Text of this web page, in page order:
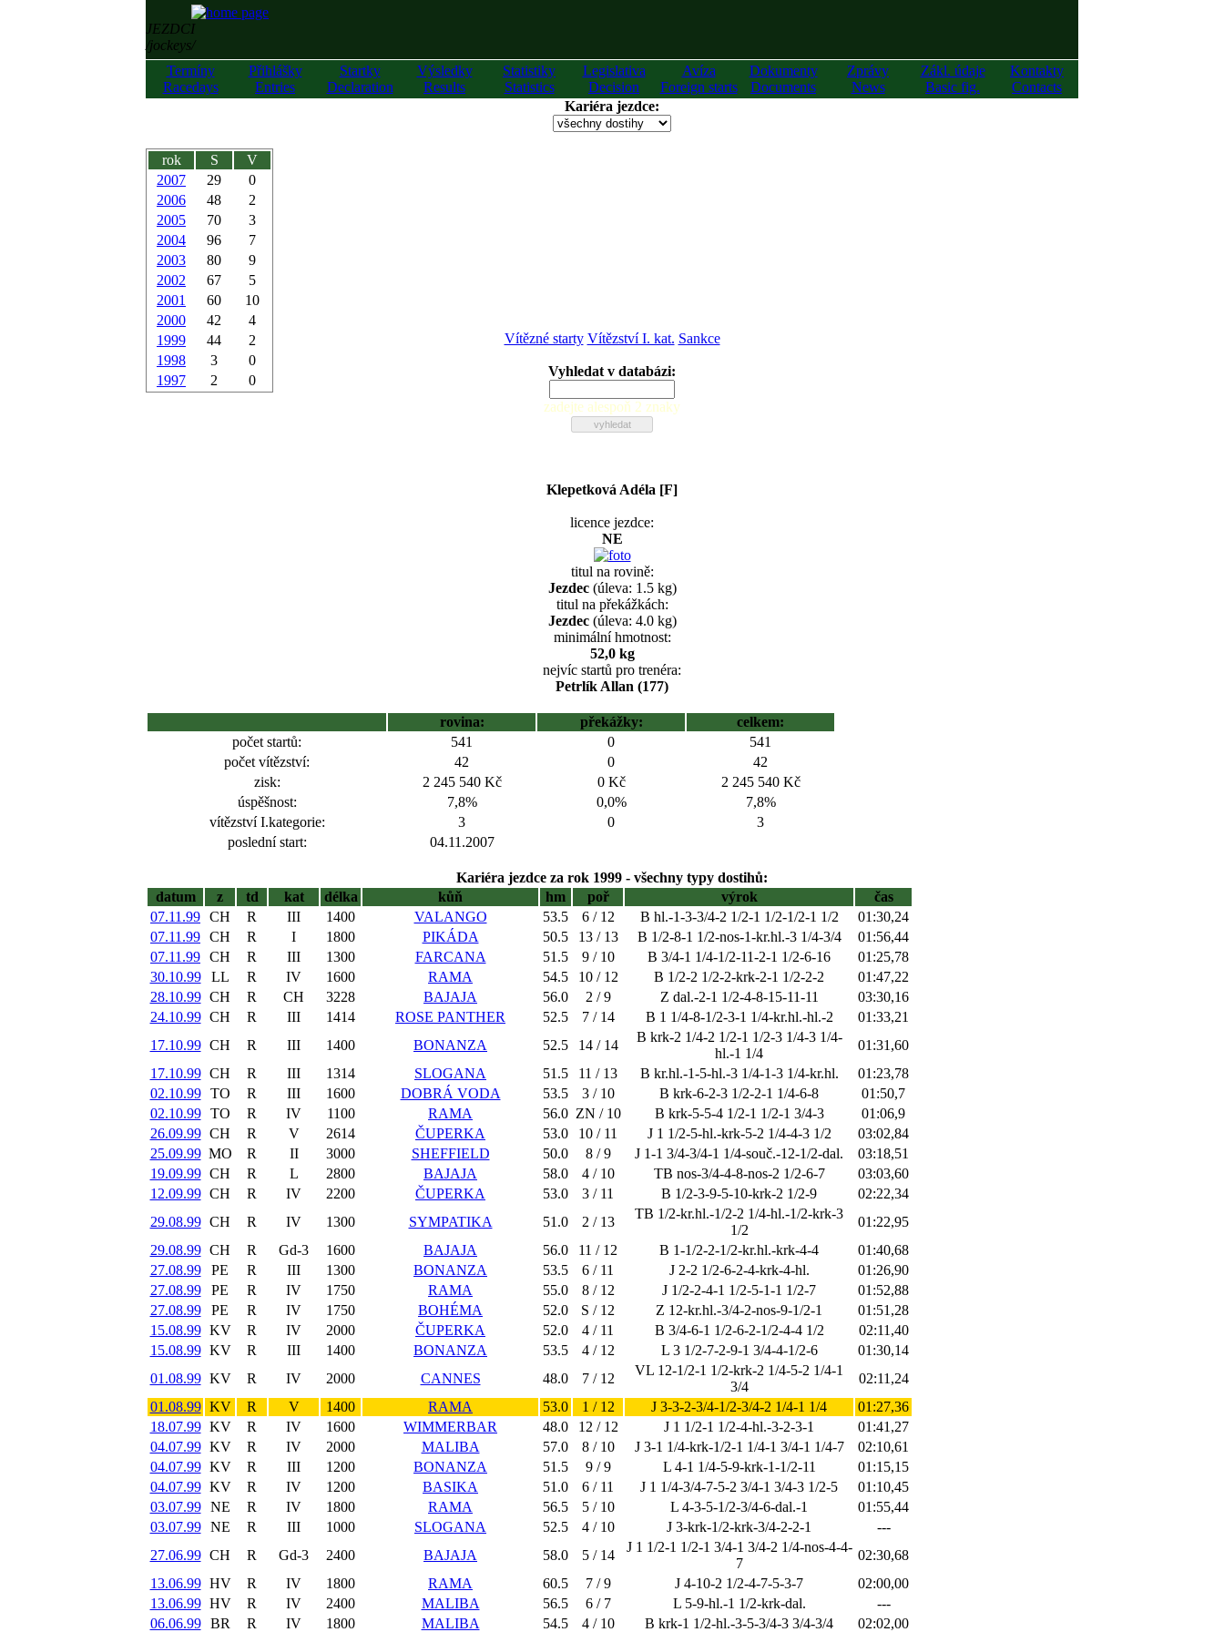
JEZDCI
/jockeys/
Termíny
Racedays
Přihlášky
Entries
Startky
Declaration
Výsledky
Results
Statistiky
Statistics
Legislativa
Decision
Avíza
Foreign starts
Dokumenty
Documents
Zprávy
News
Zákl. údaje
Basic fig.
Kontakty
Contacts
Kariéra jezdce:
rok S
V
2007
29
0
2006
48
2
2005
70
3
2004
96
7
2003
80
9
2002
67
5
2001
60
10
2000
42
4
1999
44
2
1998
3
0
1997
2 0
Vítězné starty Vítězství I. kat. Sankce
Vyhledat v databázi:
zadejte alespoň 2 znaky
Klepetková Adéla [F]
licence jezdce:
NE
titul na rovině:
Jezdec(úleva: 1.5 kg)
titul na překážkách:
Jezdec(úleva: 4.0 kg)
minimální hmotnost:
52,0 kg
nejvíc startů pro trenéra:
Petrlík Allan (177)
rovina: překážky:
celkem:
počet startů:
541 0
541
počet vítězství:
42 0
42
zisk:
2 245 540 Kč 0 Kč
2 245 540 Kč
úspěšnost:
7,8% 0,0%
7,8%
vítězství I.kategorie:
3 0
3
poslední start:
04.11.2007
Kariéra jezdce za rok 1999 - všechny typy dostihů:
datum
z td kat délka kůň hm poř výrok
čas
07.11.99 CH R III 1400 VALANGO 53.5 6 / 12 B hl.-1-3-3/4-2 1/2-1 1/2-1/2-1 1/2
01:30,24
07.11.99 CH R I 1800 PIKÁDA 50.5 13 / 13 B 1/2-8-1 1/2-nos-1-kr.hl.-3 1/4-3/4
01:56,44
07.11.99 CH R III 1300 FARCANA 51.5 9 / 10 B 3/4-1 1/4-1/2-11-2-1 1/2-6-16
01:25,78
30.10.99
LL R IV 1600 RAMA 54.5 10 / 12 B 1/2-2 1/2-2-krk-2-1 1/2-2-2
01:47,22
28.10.99 CH R CH 3228 BAJAJA 56.0 2 / 9 Z dal.-2-1 1/2-4-8-15-11-11
03:30,16
24.10.99 CH R III 1414 ROSE PANTHER 52.5 7 / 14 B 1 1/4-8-1/2-3-1 1/4-kr.hl.-hl.-2
01:33,21
17.10.99 CH R III 1400 BONANZA 52.5 14 / 14
B krk-2 1/4-2 1/2-1 1/2-3 1/4-3 1/4-
hl.-1 1/4
01:31,60
17.10.99 CH R III 1314 SLOGANA 51.5 11 / 13 B kr.hl.-1-5-hl.-3 1/4-1-3 1/4-kr.hl.
01:23,78
02.10.99
TO R III 1600 DOBRÁ VODA 53.5 3 / 10 B krk-6-2-3 1/2-2-1 1/4-6-8
01:50,7
02.10.99
TO R IV 1100 RAMA 56.0 ZN / 10 B krk-5-5-4 1/2-1 1/2-1 3/4-3
01:06,9
26.09.99 CH R V 2614 ČUPERKA 53.0 10 / 11 J 1 1/2-5-hl.-krk-5-2 1/4-4-3 1/2
03:02,84
25.09.99 MO R II 3000 SHEFFIELD 50.0 8 / 9 J 1-1 3/4-3/4-1 1/4-souč.-12-1/2-dal.
03:18,51
19.09.99 CH R L 2800 BAJAJA 58.0 4 / 10 TB nos-3/4-4-8-nos-2 1/2-6-7
03:03,60
12.09.99 CH R IV 2200 ČUPERKA 53.0 3 / 11 B 1/2-3-9-5-10-krk-2 1/2-9
02:22,34
29.08.99 CH R IV 1300 SYMPATIKA 51.0 2 / 13
TB 1/2-kr.hl.-1/2-2 1/4-hl.-1/2-krk-3
1/2
01:22,95
29.08.99 CH R Gd-3 1600 BAJAJA 56.0 11 / 12 B 1-1/2-2-1/2-kr.hl.-krk-4-4
01:40,68
27.08.99
PE R III 1300 BONANZA 53.5 6 / 11 J 2-2 1/2-6-2-4-krk-4-hl.
01:26,90
27.08.99
PE R IV 1750 RAMA 55.0 8 / 12 J 1/2-2-4-1 1/2-5-1-1 1/2-7
01:52,88
27.08.99
PE R IV 1750 BOHÉMA 52.0 S / 12 Z 12-kr.hl.-3/4-2-nos-9-1/2-1
01:51,28
15.08.99 KV R IV 2000 ČUPERKA 52.0 4 / 11 B 3/4-6-1 1/2-6-2-1/2-4-4 1/2
02:11,40
15.08.99 KV R III 1400 BONANZA 53.5 4 / 12 L 3 1/2-7-2-9-1 3/4-4-1/2-6
01:30,14
01.08.99 KV R IV 2000 CANNES 48.0 7 / 12
VL 12-1/2-1 1/2-krk-2 1/4-5-2 1/4-1
3/4
02:11,24
01.08.99 KV R V 1400 RAMA 53.0 1 / 12 J 3-3-2-3/4-1/2-3/4-2 1/4-1 1/4
01:27,36
18.07.99 KV R IV 1600 WIMMERBAR 48.0 12 / 12 J 1 1/2-1 1/2-4-hl.-3-2-3-1
01:41,27
04.07.99 KV R IV 2000 MALIBA 57.0 8 / 10 J 3-1 1/4-krk-1/2-1 1/4-1 3/4-1 1/4-7
02:10,61
04.07.99 KV R III 1200 BONANZA 51.5 9 / 9 L 4-1 1/4-5-9-krk-1-1/2-11
01:15,15
04.07.99 KV R IV 1200 BASIKA 51.0 6 / 11 J 1 1/4-3/4-7-5-2 3/4-1 3/4-3 1/2-5
01:10,45
03.07.99
NE R IV 1800 RAMA 56.5 5 / 10 L 4-3-5-1/2-3/4-6-dal.-1
01:55,44
03.07.99
NE R III 1000 SLOGANA 52.5 4 / 10 J 3-krk-1/2-krk-3/4-2-2-1
---
27.06.99 CH R Gd-3 2400 BAJAJA 58.0 5 / 14
J 1 1/2-1 1/2-1 3/4-1 3/4-2 1/4-nos-4-4-
7
02:30,68
13.06.99 HV R IV 1800 RAMA 60.5 7 / 9 J 4-10-2 1/2-4-7-5-3-7
02:00,00
13.06.99 HV R IV 2400 MALIBA 56.5 6 / 7 L 5-9-hl.-1 1/2-krk-dal.
---
06.06.99
BR R IV 1800 MALIBA 54.5 4 / 10 B krk-1 1/2-hl.-3-5-3/4-3 3/4-3/4 02:02,00